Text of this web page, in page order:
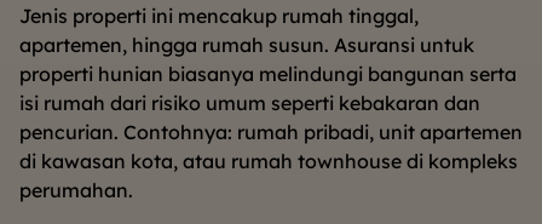
Jenis properti ini mencakup rumah tinggal,
apartemen, hingga rumah susun. Asuransi untuk
properti hunian biasanya melindungi bangunan serta
isi rumah dari risiko umum seperti kebakaran dan
pencurian. Contohnya: rumah pribadi, unit apartemen
di kawasan kota, atau rumah townhouse di kompleks
perumahan.